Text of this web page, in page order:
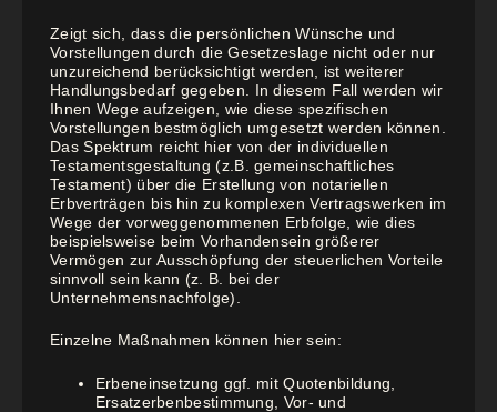
Zeigt sich, dass die persönlichen Wünsche und
Vorstellungen durch die Gesetzeslage nicht oder nur
unzureichend berücksichtigt werden, ist weiterer
Handlungsbedarf gegeben. In diesem Fall werden wir
Ihnen Wege aufzeigen, wie diese spezifischen
Vorstellungen bestmöglich umgesetzt werden können.
Das Spektrum reicht hier von der individuellen
Testamentsgestaltung (z.B. gemeinschaftliches
Testament) über die Erstellung von notariellen
Erbverträgen bis hin zu komplexen Vertragswerken im
Wege der vorweggenommenen Erbfolge, wie dies
beispielsweise beim Vorhandensein größerer
Vermögen zur Ausschöpfung der steuerlichen Vorteile
sinnvoll sein kann (z. B. bei der
Unternehmensnachfolge).
Einzelne Maßnahmen können hier sein:
Erbeneinsetzung ggf. mit Quotenbildung,
Ersatzerbenbestimmung, Vor- und